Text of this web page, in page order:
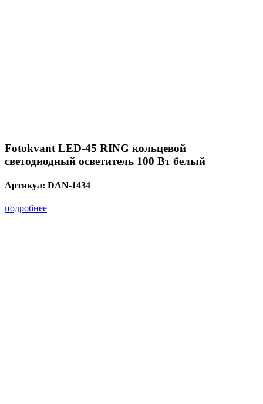
Fotokvant LED-45 RING кольцевой
светодиодный осветитель 100 Вт белый
Артикул: DAN-1434
подробнее